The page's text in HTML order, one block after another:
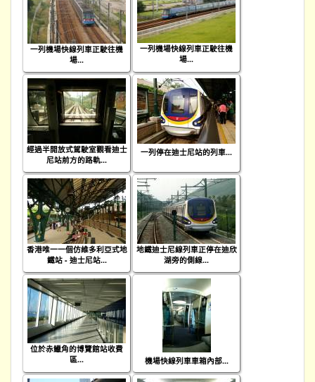
一列機場快線列車正駛往機
場...
一列機場快線列車正駛往機
場...
經過半開放式駕駛室觀看迪士
尼站前方的路軌...
一列停在迪士尼站的列車...
香港唯一一個仿維多利亞式地
鐵站 - 迪士尼站...
地鐵迪士尼線列車正停在迪欣
湖旁的側線...
位於赤鱲角的博覽館站收費
區...
機場快線列車車箱內部...